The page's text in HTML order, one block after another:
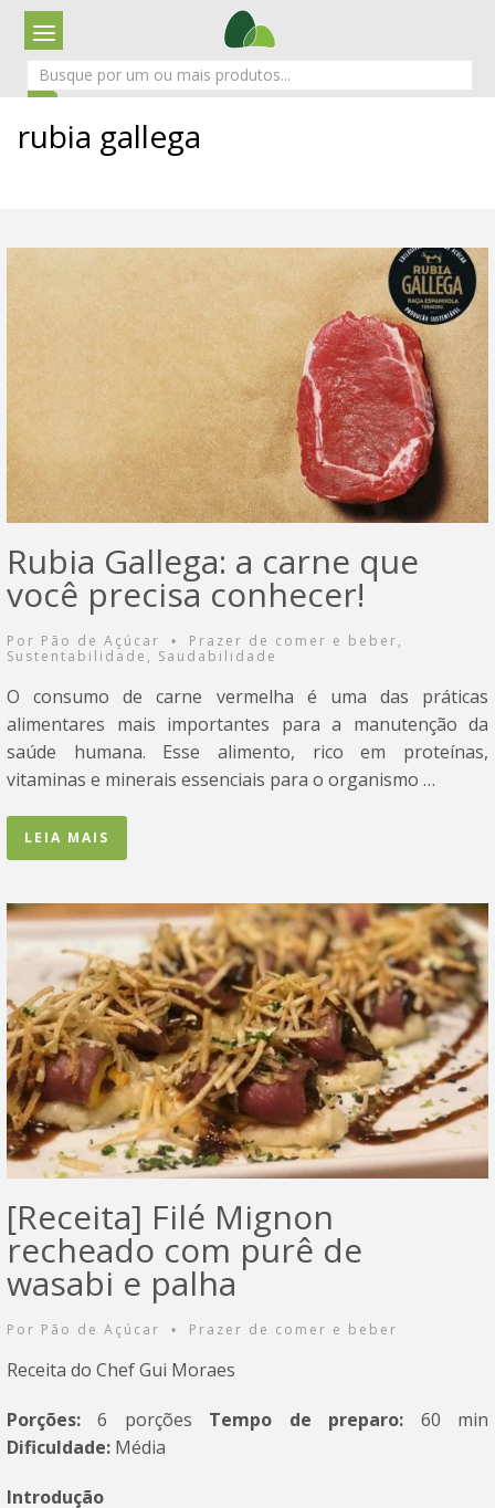
rubia gallega
Rubia Gallega: a carne que
você precisa conhecer!
Por Pão de Açúcar • Prazer de comer e beber,
Sustentabilidade , Saudabilidade
O consumo de carne vermelha é uma das práticas
alimentares mais importantes para a manutenção da
saúde humana. Esse alimento, rico em proteínas,
vitaminas e minerais essenciais para o organismo …
LEIA MAIS
[Receita] Filé Mignon
recheado com purê de
wasabi e palha
Por Pão de Açúcar • Prazer de comer e beber
Receita do Chef Gui Moraes
Porções: 6 porções Tempo de preparo: 60 min
Dificuldade: Média
Introdução